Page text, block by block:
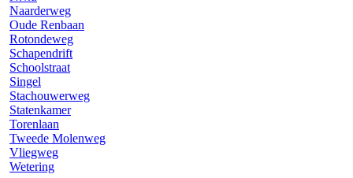
Naarderweg
Oude Renbaan
Rotondeweg
Schapendrift
Schoolstraat
Singel
Stachouwerweg
Statenkamer
Torenlaan
Tweede Molenweg
Vliegweg
Wetering